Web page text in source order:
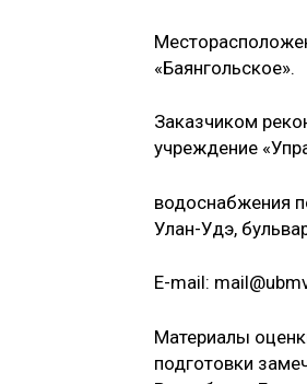
«Баянгольское».
Заказчиком
учреждение
водоснабжения
Улан-Удэ,
E-mail:
Материалы
подготовки